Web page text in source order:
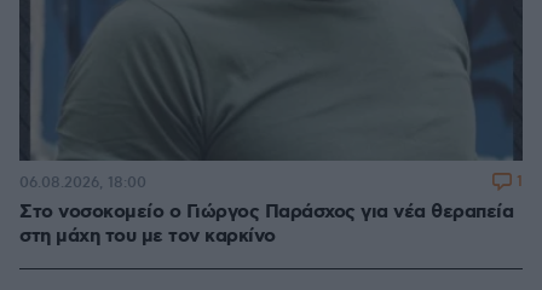
Στο νοσοκομείο ο Γιώργος Παράσχος για νέα θεραπεία
στη μάχη του με τον καρκίνο
06.08.2026, 18:00 1